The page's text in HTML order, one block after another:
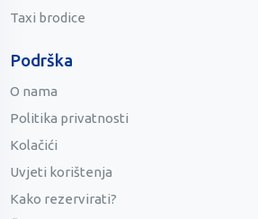
Taxi brodice
Podrška
O nama
Politika privatnosti
Kolačići
Uvjeti korištenja
Kako rezervirati?